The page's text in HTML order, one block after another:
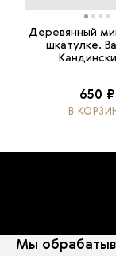
Деревянный
шкатулке.
650 ₽
В
ПОДПИШИТЕСЬ
Мы